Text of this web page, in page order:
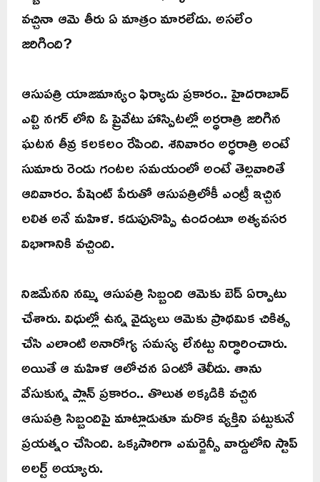
వచ్చినా ఆమె తీరు ఏ మాత్రం మారలేదు. అసలేం
జరిగింది?
ఆసుపత్రి యాజమాన్యం ఫిర్యాదు ప్రకారం.. హైదరాబాద్
ఎల్బి నగర్ లోని ఓ ప్రైవేటు హాస్పిటల్లో అర్ధరాత్రి జరిగిన
ఘటన తీవ్ర కలకలం రేపింది. శనివారం అర్ధరాత్రి అంటే
సుమారు రెండు గంటల సమయంలో అంటే తెల్లవారితే
ఆదివారం. పేషెంట్ పేరుతో ఆసుపత్రిలోకీ ఎంట్రీ ఇచ్చిన
లలిత అనే మహిళ. కడుపునొప్పి ఉందంటూ అత్యవసర
విభాగానికి వచ్చింది.
నిజమేనని నమ్మి ఆసుపత్రి సిబ్బంది ఆమెకు బెడ్ ఏర్పాటు
చేశారు. విధుల్లో ఉన్న వైద్యులు ఆమెకు ప్రాథమిక చికిత్స
చేసి ఎలాంటి అనారోగ్య సమస్య లేనట్టు నిర్ధారించారు.
అయితే ఆ మహిళ ఆలోచన ఏంటో తెలీదు. తాను
వేసుకున్న ప్లాన్ ప్రకారం.. తొలుత అక్కడికి వచ్చిన
ఆసుపత్రి సిబ్బందిపై మాట్లాడుతూ మరొక వ్యక్తిని పట్టుకునే
ప్రయత్నం చేసింది. ఒక్కసారిగా ఎమర్జెన్సీ వార్డులోని స్టాప్
అలర్ట్ అయ్యారు.